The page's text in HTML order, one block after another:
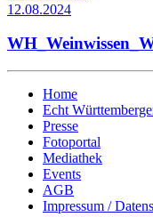
12.08.2024
Home
Echt
Presse
Fotoportal
Mediathek
Events
AGB
Impressum /